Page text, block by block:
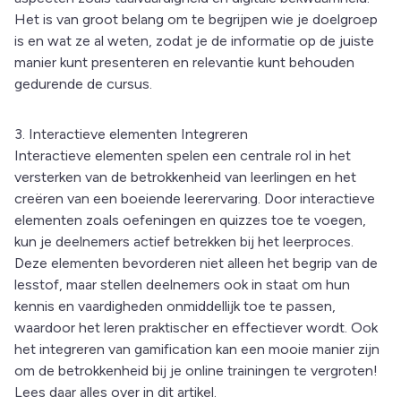
Het is van groot belang om te begrijpen wie je doelgroep
is en wat ze al weten, zodat je de informatie op de juiste
manier kunt presenteren en relevantie kunt behouden
gedurende de cursus.
3. Interactieve elementen Integreren
Interactieve elementen spelen een centrale rol in het
versterken van de betrokkenheid van leerlingen en het
creëren van een boeiende leerervaring. Door interactieve
elementen zoals oefeningen en quizzes toe te voegen,
kun je deelnemers actief betrekken bij het leerproces.
Deze elementen bevorderen niet alleen het begrip van de
lesstof, maar stellen deelnemers ook in staat om hun
kennis en vaardigheden onmiddellijk toe te passen,
waardoor het leren praktischer en effectiever wordt. Ook
het integreren van gamification kan een mooie manier zijn
om de betrokkenheid bij je online trainingen te vergroten!
Lees daar alles over in dit artikel.